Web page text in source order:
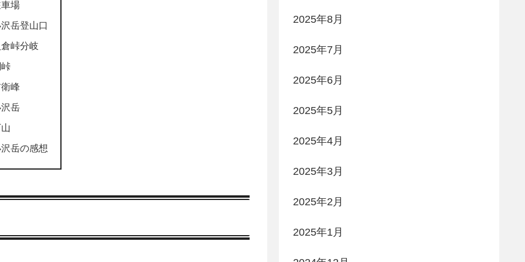
場
岳登山口
峠分岐
峰
岳
岳の感想
2025年8月
2025年7月
2025年6月
2025年5月
2025年4月
2025年3月
2025年2月
2025年1月